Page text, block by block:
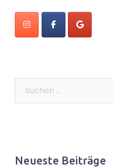
Suchen
Neueste Beiträge